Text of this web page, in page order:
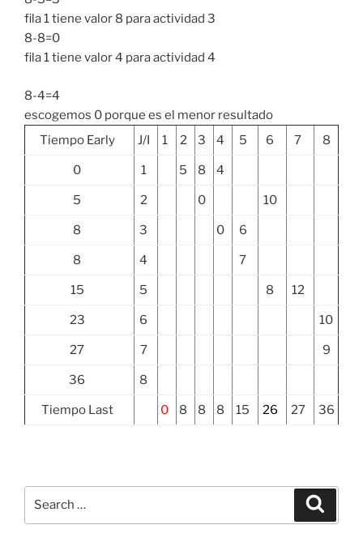
fila 1 tiene valor 8 para actividad 3
8-8=0
fila 1 tiene valor 4 para actividad 4
8-4=4
escogemos 0 porque es el menor resultado
Tiempo Early
J/I 1 2 3 4 5 6 7 8
0 1 5 8 4
5 2 0 10
8 3 0 6
8 4 7
15 5 8 12
23 6 10
27 7 9
36 8
Tiempo Last 0 8 8 8 15 26 27 36